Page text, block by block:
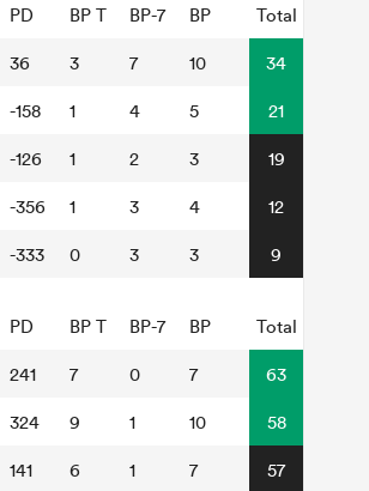
PD BP T BP-7 BP Total
36 3 7 10 34
-158 1 4 5 21
-126 1 2 3 19
-356 1 3 4 12
-333 0 3 3 9
PD BP T BP-7 BP Total
241 7 0 7 63
324 9 1 10 58
141 6 1 7 57